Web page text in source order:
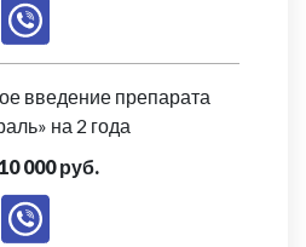
введение препарата
на 2 года
000 руб.